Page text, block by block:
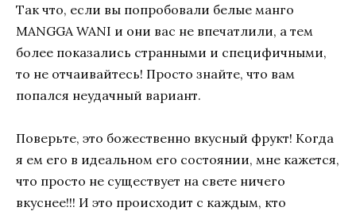
Так что, если вы попробовали белые манго
MANGGA WANI и они вас не впечатлили, а тем
более показались странными и специфичными,
то не отчаивайтесь! Просто знайте, что вам
попался неудачный вариант.
Поверьте, это божественно вкусный фрукт! Когда
я ем его в идеальном его состоянии, мне кажется,
что просто не существует на свете ничего
вкуснее!!! И это происходит с каждым, кто